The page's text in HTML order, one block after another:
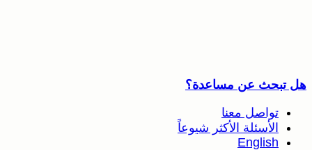
هل تبحث عن مساعدة؟
تواصل معنا
الأسئلة الأكثر شيوعاً
English